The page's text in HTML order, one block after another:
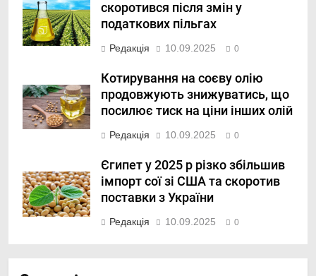
скоротився після змін у
податкових пільгах
Редакція 10.09.2025 0
Котирування на соєву олію
продовжують знижуватись, що
посилює тиск на ціни інших олій
Редакція 10.09.2025 0
Єгипет у 2025 р різко збільшив
імпорт сої зі США та скоротив
поставки з України
Редакція 10.09.2025 0